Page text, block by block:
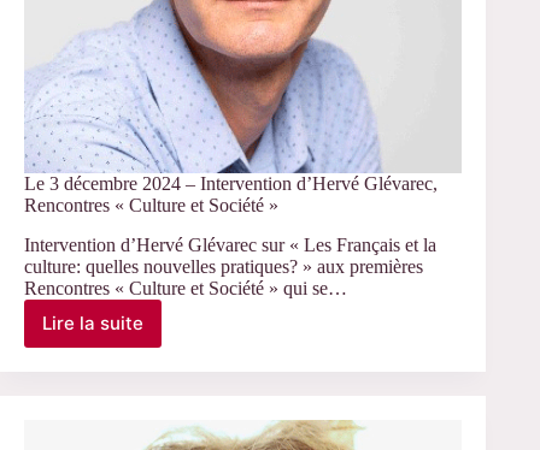
Le 3 décembre 2024 – Intervention d’Hervé Glévarec,
Rencontres « Culture et Société »
Intervention d’Hervé Glévarec sur « Les Français et la
culture: quelles nouvelles pratiques? » aux premières
Rencontres « Culture et Société » qui se…
Lire la suite
Le